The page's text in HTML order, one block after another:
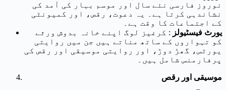
نوروز فارسی نئے سال اور موسم بہار کی آمد کی
نشاندہی کرتا ہے۔ یہ دعوت، رقص، اور کمیونٹی
کے اجتماعات کا وقت ہے۔
یورٹ فیسٹیولز : کرغیز لوگ اپنے خانہ بدوش ورثے
کو تہواروں کے ساتھ مناتے ہیں جن میں روایتی
یورٹس، گھڑ دوڑ، اور روایتی موسیقی اور رقص کی
پرفارمنس شامل ہیں۔
موسیقی اور رقص